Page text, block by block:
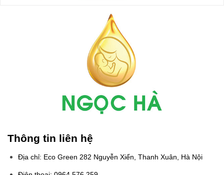
Thông tin liên hệ
Địa chỉ: Eco Green 282 Nguyễn Xiển, Thanh Xuân, Hà Nội